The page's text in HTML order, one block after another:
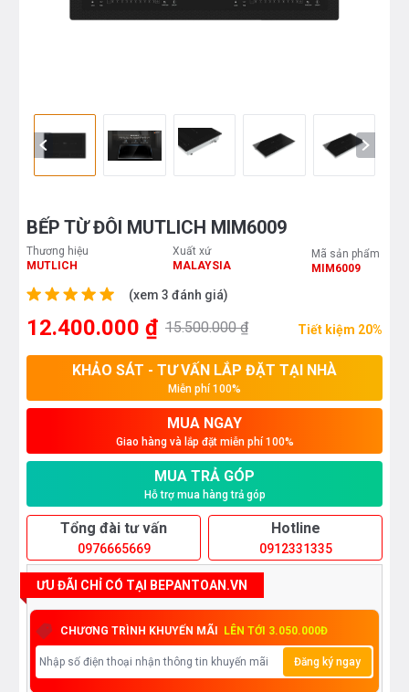
BẾP TỪ ĐÔI MUTLICH MIM6009
Thương hiệu
MUTLICH
Xuất xứ
MALAYSIA
Mã sản phẩm
MIM6009
(xem 3 đánh giá)
12.400.000 ₫ 15.500.000 ₫ Tiết kiệm 20%
KHẢO SÁT - TƯ VẤN LẮP ĐẶT TẠI NHÀ
Miễn phí 100%
MUA NGAY
Giao hàng và lắp đặt miễn phí 100%
MUA TRẢ GÓP
Hỗ trợ mua hàng trả góp
Tổng đài tư vấn
0976665669
Hotline
0912331335
ƯU ĐÃI CHỈ CÓ TẠI BEPANTOAN.VN
CHƯƠNG TRÌNH KHUYẾN MÃI LÊN TỚI 3.050.000Đ
Đăng ký ngay